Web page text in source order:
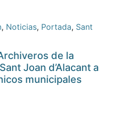
, Noticias, Portada, Sant
de la
Joan d’Alacant a
municipales